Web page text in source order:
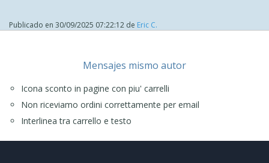
Publicado en 30/09/2025 07:22:12 de Eric C.
Mensajes mismo autor
Icona sconto in pagine con piu' carrelli
Non riceviamo ordini correttamente per email
Interlinea tra carrello e testo